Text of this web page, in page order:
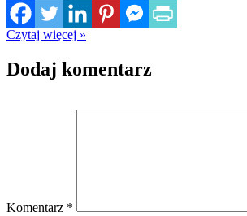
Czytaj więcej »
Dodaj komentarz
Komentarz *